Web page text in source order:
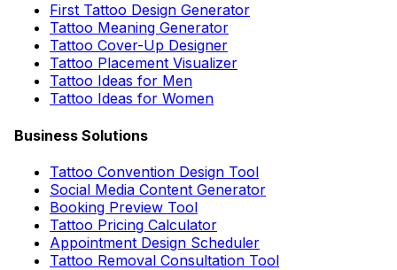
First Tattoo Design Generator
Tattoo Meaning Generator
Tattoo Cover-Up Designer
Tattoo Placement Visualizer
Tattoo Ideas for Men
Tattoo Ideas for Women
Business Solutions
Tattoo Convention Design Tool
Social Media Content Generator
Booking Preview Tool
Tattoo Pricing Calculator
Appointment Design Scheduler
Tattoo Removal Consultation Tool